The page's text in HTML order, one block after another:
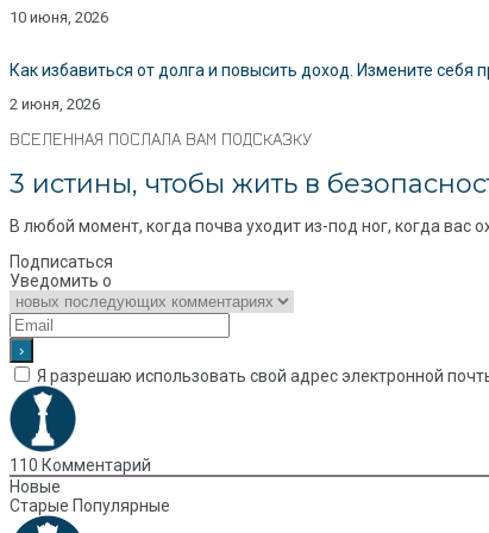
10 июня, 2026
Как избавиться от долга и повысить доход. Измените себя
2 июня, 2026
ВСЕЛЕННАЯ ПОСЛАЛА ВАМ ПОДСКАЗКУ
3 истины, чтобы жить в
В любой момент, когда почва уходит из-под ног, когда вас
Подписаться
Уведомить о
Я разрешаю использовать свой адрес электронной
110 Комментарий
Новые
Старые Популярные